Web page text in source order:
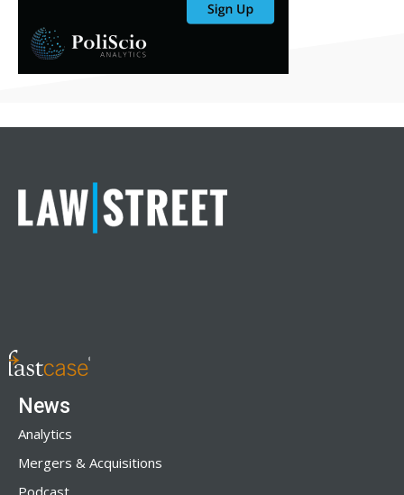
News
Analytics
Mergers & Acquisitions
Podcast